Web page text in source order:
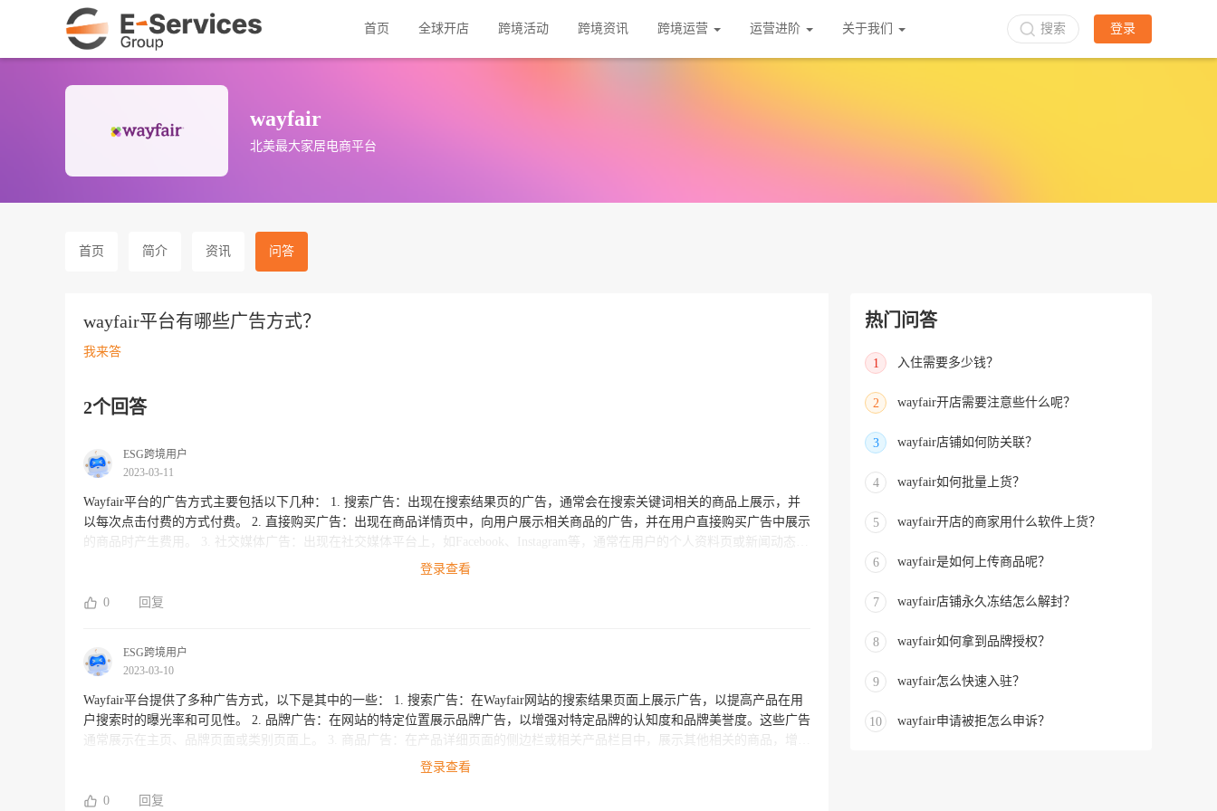
首页 全球开店 跨境活动 跨境资讯 跨境运营 运营进阶 关于我们 搜索 登录
wayfair
北美最大家居电商平台
首页 简介 资讯 问答
wayfair平台有哪些广告方式？
我来答
2个回答
ESG跨境用户
2023-03-11
Wayfair平台的广告方式主要包括以下几种： 1. 搜索广告：出现在搜索结果页的广告，通常会在搜索关键词相关的商品上展示，并
以每次点击付费的方式付费。 2. 直接购买广告：出现在商品详情页中，向用户展示相关商品的广告，并在用户直接购买广告中展示
的商品时产生费用。 3. 社交媒体广告：出现在社交媒体平台上，如Facebook、Instagram等，通常在用户的个人资料页或新闻动态中
策略应该根据品牌定位、目标受众、营销目的等因素而定。
登录查看
0 回复
ESG跨境用户
2023-03-10
Wayfair平台提供了多种广告方式，以下是其中的一些： 1. 搜索广告：在Wayfair网站的搜索结果页面上展示广告，以提高产品在用
户搜索时的曝光率和可见性。 2. 品牌广告：在网站的特定位置展示品牌广告，以增强对特定品牌的认知度和品牌美誉度。这些广告
通常展示在主页、品牌页面或类别页面上。 3. 商品广告：在产品详细页面的侧边栏或相关产品栏目中，展示其他相关的商品，增加
登录查看
0 回复
热门问答
1 入住需要多少钱？
2 wayfair开店需要注意些什么呢？
3 wayfair店铺如何防关联？
4 wayfair如何批量上货？
5 wayfair开店的商家用什么软件上货？
6 wayfair是如何上传商品呢？
7 wayfair店铺永久冻结怎么解封？
8 wayfair如何拿到品牌授权？
9 wayfair怎么快速入驻？
10 wayfair申请被拒怎么申诉？